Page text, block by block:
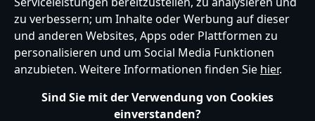
Hilfe Nutzungsbedingungen Datenschutzerklärung
Site Map
Richtlinien für Cookies
EU Datenschutzhinweis
Impressum
Allgemeine Verkaufsbedingungen
zu verbessern; um Inhalte oder Werbung auf dieser
und anderen Websites, Apps oder Plattformen zu
personalisieren und um Social Media Funktionen
anzubieten. Weitere Informationen finden Sie hier.
Sind Sie mit der Verwendung von Cookies
einverstanden?